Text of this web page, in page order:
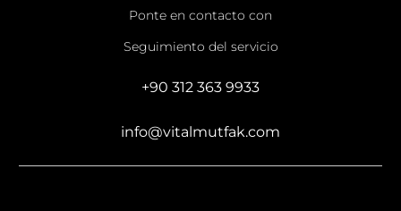
Ponte en contacto con
Seguimiento del servicio
+90 312 363 9933
info@vitalmutfak.com